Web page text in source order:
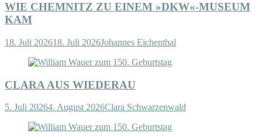
WIE CHEMNITZ ZU EINEM »DKW«-MUSEUM
KAM
18. Juli 202618. Juli 2026Johannes Eichenthal
CLARA AUS WIEDERAU
5. Juli 20264. August 2026Clara Schwarzenwald